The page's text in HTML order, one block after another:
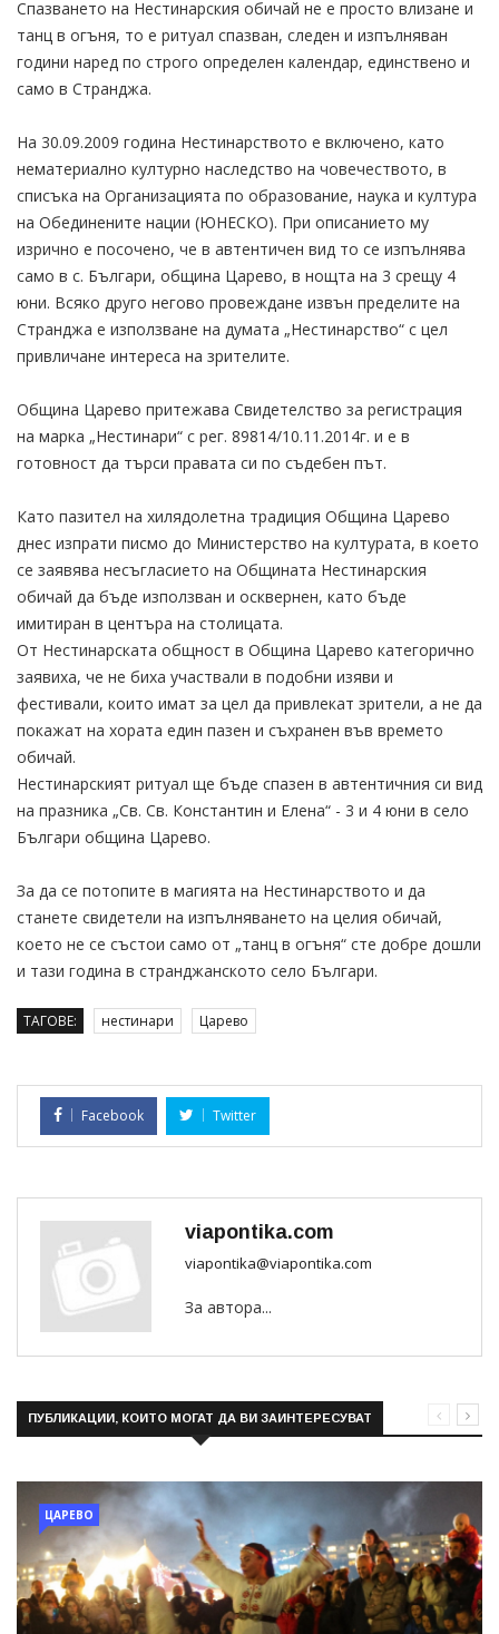
Спазването на Нестинарския обичай не е просто влизане и
танц в огъня, то е ритуал спазван, следен и изпълняван
години наред по строго определен календар, единствено и
само в Странджа.
На 30.09.2009 година Нестинарството е включено, като
нематериално културно наследство на човечеството, в
списъка на Организацията по образование, наука и култура
на Обединените нации (ЮНЕСКО). При описанието му
изрично е посочено, че в автентичен вид то се изпълнява
само в с. Българи, община Царево, в нощта на 3 срещу 4
юни. Всяко друго негово провеждане извън пределите на
Странджа е използване на думата „Нестинарство“ с цел
привличане интереса на зрителите.
Община Царево притежава Свидетелство за регистрация
на марка „Нестинари“ с рег. 89814/10.11.2014г. и е в
готовност да търси правата си по съдебен път.
Като пазител на хилядолетна традиция Община Царево
днес изпрати писмо до Министерство на културата, в което
се заявява несъгласието на Общината Нестинарския
обичай да бъде използван и осквернен, като бъде
имитиран в центъра на столицата.
От Нестинарската общност в Община Царево категорично
заявиха, че не биха участвали в подобни изяви и
фестивали, които имат за цел да привлекат зрители, а не да
покажат на хората един пазен и съхранен във времето
обичай.
Нестинарският ритуал ще бъде спазен в автентичния си вид
на празника „Св. Св. Константин и Елена“ - 3 и 4 юни в село
Българи община Царево.
За да се потопите в магията на Нестинарството и да
станете свидетели на изпълняването на целия обичай,
което не се състои само от „танц в огъня“ сте добре дошли
и тази година в странджанското село Българи.
ТАГОВЕ: нестинари Царево
Facebook Twitter
viapontika.com
viapontika@viapontika.com
За автора...
ПУБЛИКАЦИИ, КОИТО МОГАТ ДА ВИ ЗАИНТЕРЕСУВАТ
ЦАРЕВО